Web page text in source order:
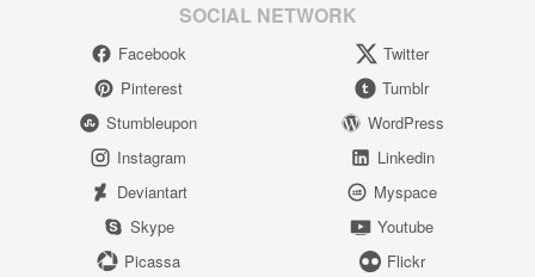
SOCIAL NETWORK
Facebook
Twitter
Pinterest
Tumblr
Stumbleupon
WordPress
Instagram
Linkedin
Deviantart
Myspace
Skype
Youtube
Picassa
Flickr